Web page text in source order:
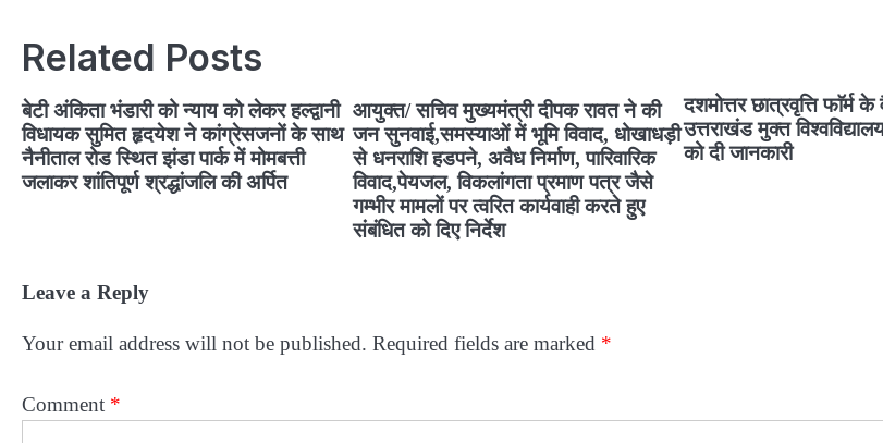
Related Posts
बेटी अंकिता भंडारी को न्याय को लेकर हल्द्वानी
विधायक सुमित हृदयेश ने कांग्रेसजनों के साथ
नैनीताल रोड स्थित झंडा पार्क में मोमबत्ती
जलाकर शांतिपूर्ण श्रद्धांजलि की अर्पित
आयुक्त/ सचिव मुख्यमंत्री दीपक रावत ने की
जन सुनवाई,समस्याओं में भूमि विवाद, धोखाधड़ी
से धनराशि हडपने, अवैध निर्माण, पारिवारिक
विवाद,पेयजल, विकलांगता प्रमाण पत्र जैसे
गम्भीर मामलों पर त्वरित कार्यवाही करते हुए
संबंधित को दिए निर्देश
दशमोत्तर छात्रवृत्ति फाॅर्म
उत्तराखंड मुक्त
को दी जानकारी
Leave a Reply
Your email address will not be published. Required fields are marked *
Comment *